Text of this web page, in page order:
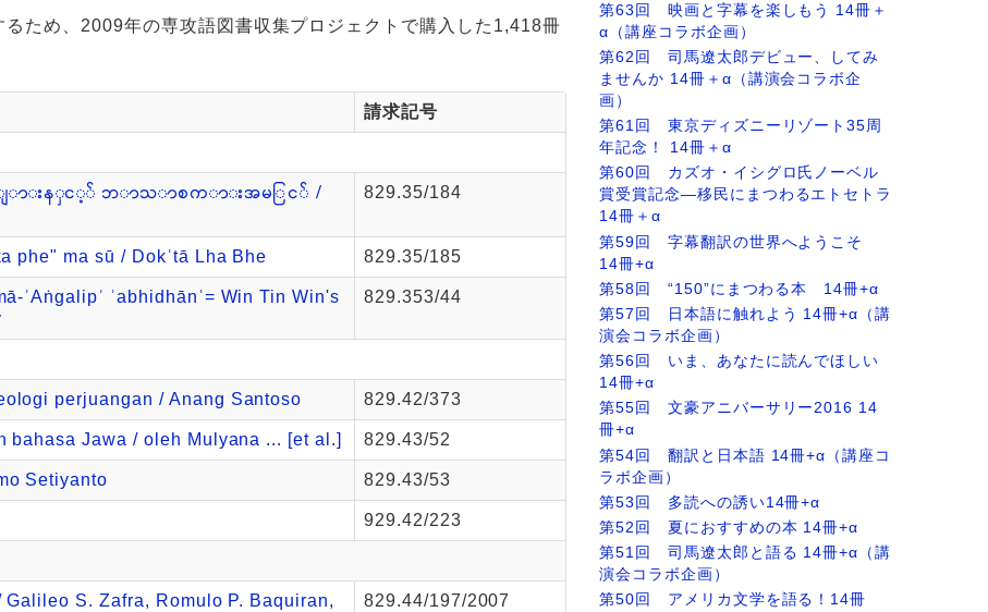
ため、2009年の専攻語図書収集プロジェクトで購入した1,418冊
請求記号
ားနှင့် ဘာသာစကားအမြင် /
829.35/184
pheʺ ma sū / Dokʿtā Lha Bhe 829.35/185
ʾAṅgalipʿ ʾabhidhānʿ= Win Tin Win's
829.353/44
perjuangan / Anang Santoso 829.42/373
bahasa Jawa / oleh Mulyana ... [et al.] 829.43/52
Setiyanto 829.43/53
929.42/223
S. Zafra, Romulo P. Baquiran,
829.44/197/2007
第63回 映画と字幕を楽しもう 14冊＋
α（講座コラボ企画）
第62回 司馬遼太郎デビュー、してみ
ませんか 14冊＋α（講演会コラボ企
画）
第61回 東京ディズニーリゾート35周
年記念！ 14冊＋α
第60回 カズオ・イシグロ氏ノーベル
賞受賞記念―移民にまつわるエトセトラ
14冊＋α
第59回 字幕翻訳の世界へようこそ
14冊+α
第58回 “150”にまつわる本 14冊+α
第57回 日本語に触れよう 14冊+α（講
演会コラボ企画）
第56回 いま、あなたに読んでほしい
14冊+α
第55回 文豪アニバーサリー2016 14
冊+α
第54回 翻訳と日本語 14冊+α（講座コ
ラボ企画）
第53回 多読への誘い14冊+α
第52回 夏におすすめの本 14冊+α
第51回 司馬遼太郎と語る 14冊+α（講
演会コラボ企画）
第50回 アメリカ文学を語る！14冊